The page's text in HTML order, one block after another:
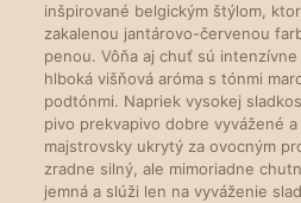
inšpirované belgickým štýlom,
zakalenou jantárovo-červenou
penou. Vôňa aj chuť sú
hlboká višňová aróma s tónmi
podtónmi. Napriek vysokej
pivo prekvapivo dobre vyvážené
majstrovsky ukrytý za ovocným
zradne silný, ale mimoriadne
jemná a slúži len na vyváženie